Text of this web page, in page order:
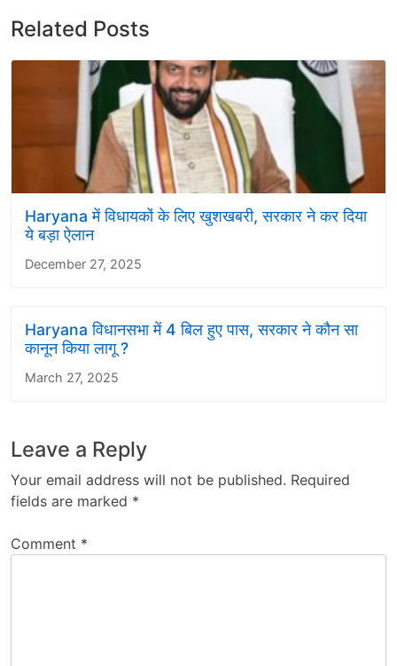
Related Posts
Haryana में विधायकों के लिए खुशखबरी, सरकार ने कर दिया
ये बड़ा ऐलान
December 27, 2025
Haryana विधानसभा में 4 बिल हुए पास, सरकार ने कौन सा
कानून किया लागू ?
March 27, 2025
Leave a Reply
Your email address will not be published. Required
fields are marked *
Comment *